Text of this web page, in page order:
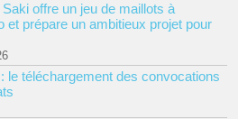
offre un jeu de maillots à
et prépare un ambitieux projet pour
le téléchargement des convocations